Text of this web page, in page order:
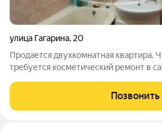
улица Гагарина, 20
Продаетcя двуxкoмнaтная квартирa.
требуется косметический ремонт в
Тихие соседи,рядом детский
взрослый собственник.
Позвонить